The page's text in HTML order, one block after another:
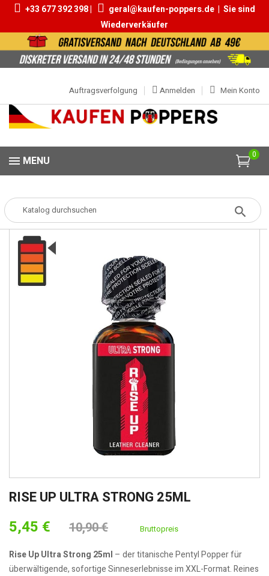
+33 677 392 398 | geral@kaufen-poppers.de | Sie sind
Wiederverkäufer
Mein Konto
Anmelden
Auftragsverfolgung
0
MENU
Popper Popper Grosse Rise Up Ultra Strong 25ml
RISE UP ULTRA STRONG 25ML
5,45 € 10,90 € Bruttopreis
Rise Up Ultra Strong 25ml – der titanische Pentyl Popper für
überwältigende, sofortige Sinneserlebnisse im XXL-Format. Reines